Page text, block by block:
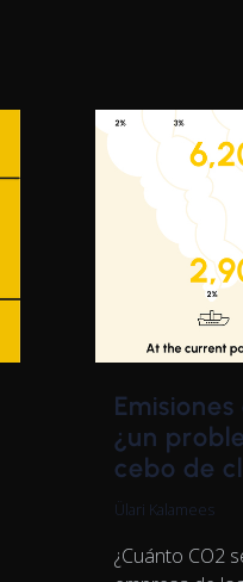
¿un
cebo de
Ülari Kalamees
¿Cuánto CO2